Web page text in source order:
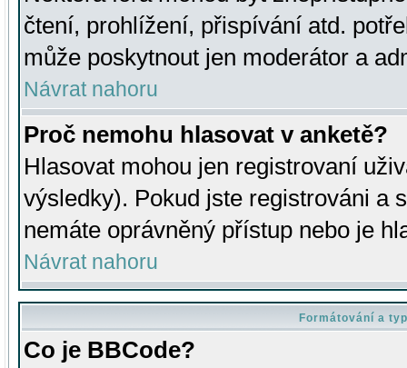
čtení, prohlížení, přispívání atd.
může poskytnout jen moderátor a
Návrat nahoru
Proč nemohu hlasovat v anketě?
Hlasovat mohou jen registrovaní
výsledky). Pokud jste registrováni a
nemáte oprávněný přístup nebo je
Návrat nahoru
Formátování a
Co je BBCode?